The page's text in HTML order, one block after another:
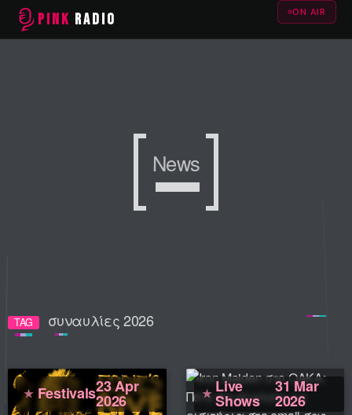
PINK RADIO ON AIR
News
News
News
TAG συναυλίες 2026
Festivals23 Apr
2026
Live
Shows
31 Mar
2026